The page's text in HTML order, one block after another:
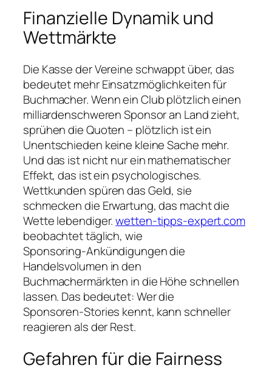
Finanzielle Dynamik und
Wettmärkte
Die Kasse der Vereine schwappt über, das
bedeutet mehr Einsatzmöglichkeiten für
Buchmacher. Wenn ein Club plötzlich einen
milliardenschweren Sponsor an Land zieht,
sprühen die Quoten – plötzlich ist ein
Unentschieden keine kleine Sache mehr.
Und das ist nicht nur ein mathematischer
Effekt, das ist ein psychologisches.
Wettkunden spüren das Geld, sie
schmecken die Erwartung, das macht die
Wette lebendiger.wetten-tipps-expert.com
beobachtet täglich, wie
Sponsoring‑Ankündigungen die
Handelsvolumen in den
Buchmachermärkten in die Höhe schnellen
lassen. Das bedeutet: Wer die
Sponsoren‑Stories kennt, kann schneller
reagieren als der Rest.
Gefahren für die Fairness